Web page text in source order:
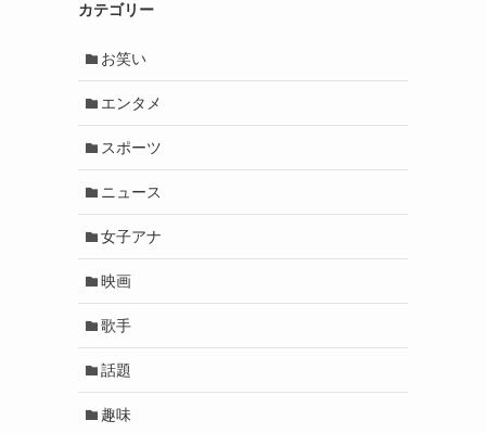
カテゴリー
お笑い
エンタメ
スポーツ
ニュース
女子アナ
映画
歌手
話題
趣味